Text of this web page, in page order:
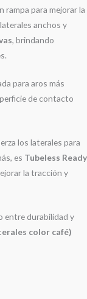
rampa para mejorar la
anchos y
, brindando
para aros más
de contacto
los laterales para
es Tubeless Ready
la tracción y
entre durabilidad y
color café)